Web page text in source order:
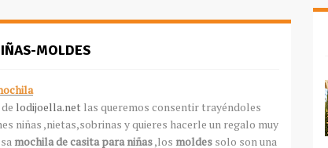
MOLDES
lodijoella.net las queremos consentir trayéndoles
niñas ,nietas,sobrinas y quieres hacerle un regalo muy
mochila de casita para niñas,los moldes solo son una